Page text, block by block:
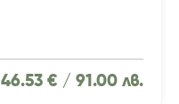
46.53 € / 91.00 лв.